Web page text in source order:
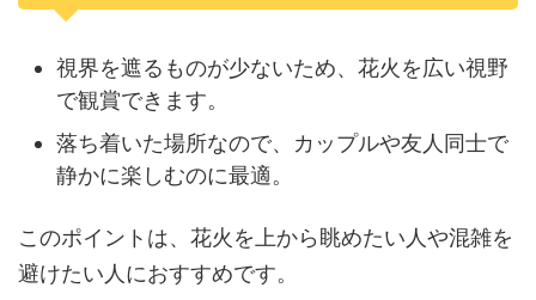
視界を遮るものが少ないため、花火を広い視野
で観賞できます。
落ち着いた場所なので、カップルや友人同士で
静かに楽しむのに最適。
このポイントは、花火を上から眺めたい人や混雑を
避けたい人におすすめです。